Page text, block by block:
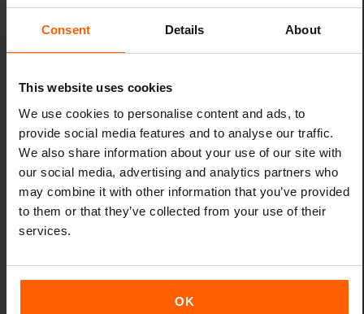
Consent Details About
This website uses cookies
We use cookies to personalise content and ads, to
provide social media features and to analyse our traffic.
We also share information about your use of our site with
our social media, advertising and analytics partners who
may combine it with other information that you’ve provided
to them or that they’ve collected from your use of their
services.
OK
Lenovo ThinkPad X1 Fold
Lenovo ThinkPad X1 Titanium Yoga 2-in-1
Lenovo ThinkPad X12 Detachable
eSIM kompatibel mit